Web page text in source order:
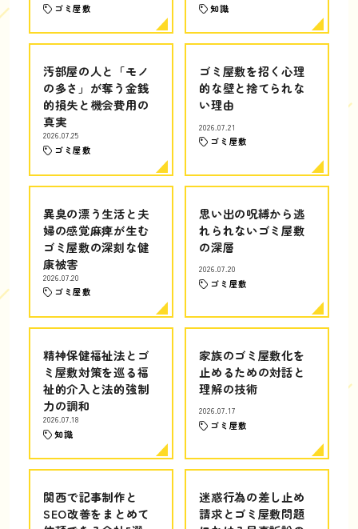
ゴミ屋敷 知識
汚部屋の人と「モノ
の多さ」が奪う金銭
的損失と機会費用の
真実
2026.07.25
ゴミ屋敷
ゴミ屋敷を招く心理
的な壁と捨てられな
い理由
2026.07.21
ゴミ屋敷
異臭の漂う生活と夫
婦の感覚麻痺が生む
ゴミ屋敷の深刻な健
康被害
2026.07.20
ゴミ屋敷
思い出の呪縛から逃
れられないゴミ屋敷
の深層
2026.07.20
ゴミ屋敷
精神保健福祉法とゴ
ミ屋敷対策を巡る福
祉的介入と法的強制
力の調和
2026.07.18
知識
家族のゴミ屋敷化を
止めるための対話と
理解の技術
2026.07.17
ゴミ屋敷
関西で記事制作と
SEO改善をまとめて
迷惑行為の差し止め
請求とゴミ屋敷問題